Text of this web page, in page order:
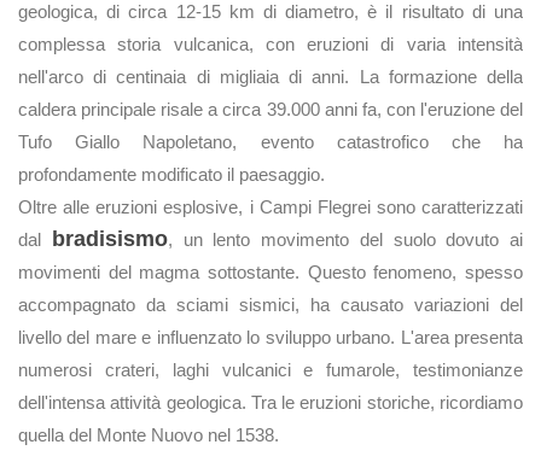
geologica, di circa 12-15 km di diametro, è il risultato di una
complessa storia vulcanica, con eruzioni di varia intensità
nell'arco di centinaia di migliaia di anni. La formazione della
caldera principale risale a circa 39.000 anni fa, con l'eruzione del
Tufo Giallo Napoletano, evento catastrofico che ha
profondamente modificato il paesaggio.
Oltre alle eruzioni esplosive, i Campi Flegrei sono caratterizzati
dal
bradisismo, un lento movimento del suolo dovuto ai
movimenti del magma sottostante. Questo fenomeno, spesso
accompagnato da sciami sismici, ha causato variazioni del
livello del mare e influenzato lo sviluppo urbano. L'area presenta
numerosi crateri, laghi vulcanici e fumarole, testimonianze
dell'intensa attività geologica. Tra le eruzioni storiche, ricordiamo
quella del Monte Nuovo nel 1538.